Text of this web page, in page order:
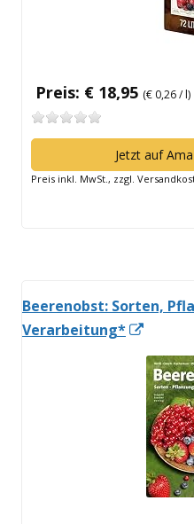
Preis: € 18,95 (€ 0,26 / l)
Jetzt auf
Preis inkl. MwSt., zzgl.
Beerenobst: Sorten,
Verarbeitung*
neuem
öffnen